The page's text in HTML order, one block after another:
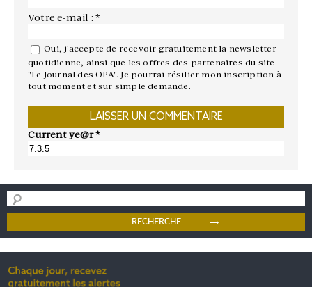
Votre e-mail : *
Oui, j'accepte de recevoir gratuitement la newsletter
quotidienne, ainsi que les offres des partenaires du site
"Le Journal des OPA". Je pourrai résilier mon inscription à
tout moment et sur simple demande.
Current ye@r*